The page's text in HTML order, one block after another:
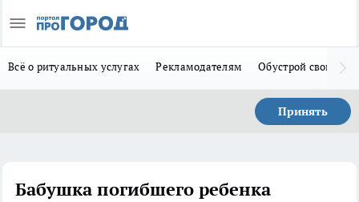
Всё о ритуальных услугах Рекламодателям Обустрой свой дом
Принять
Бабушка погибшего ребенка